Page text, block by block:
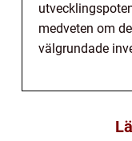
medveten om
välgrundade